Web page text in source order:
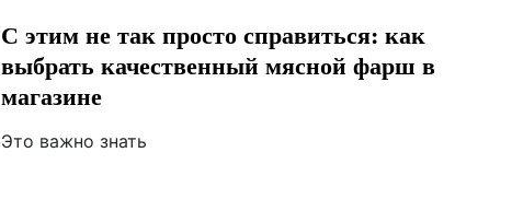
С этим не так просто справиться: как
выбрать качественный мясной фарш в
магазине
Это важно знать